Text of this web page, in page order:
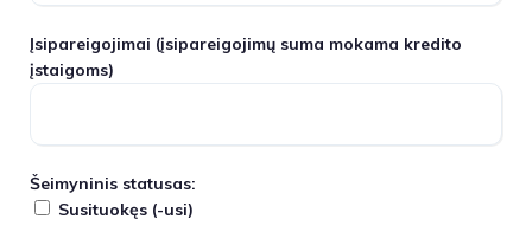
Įsipareigojimai (įsipareigojimų suma mokama kredito
įstaigoms)
Šeimyninis statusas:
Susituokęs (-usi)